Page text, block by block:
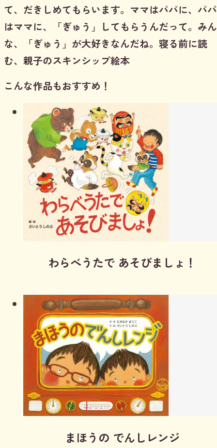
て、だきしめてもらいます。ママはパパに、パパ
はママに、「ぎゅう」してもらうんだって。みん
な、「ぎゅう」が大好きなんだね。寝る前に読
む、親子のスキンシップ絵本
こんな作品もおすすめ！
わらべうたで あそびましょ！
まほうの でんしレンジ